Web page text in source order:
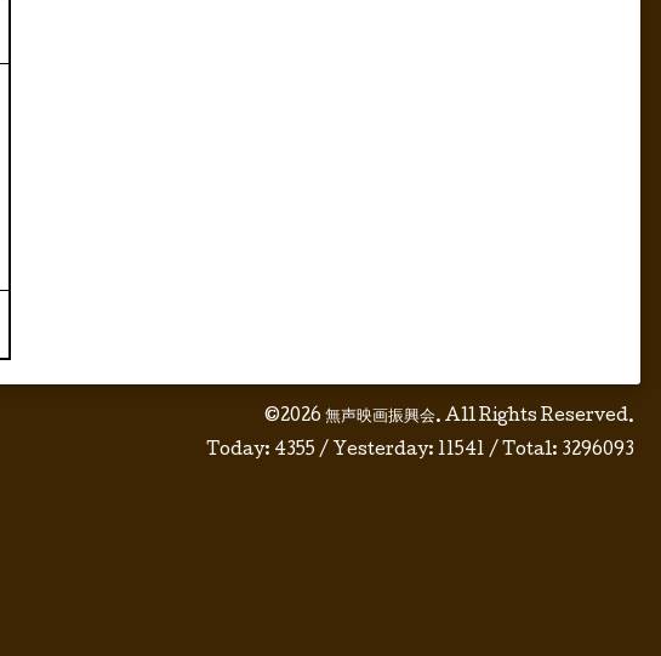
©2026 無声映画振興会. All Rights Reserved.
Today: 4355 / Yesterday: 11541 / Total: 3296093